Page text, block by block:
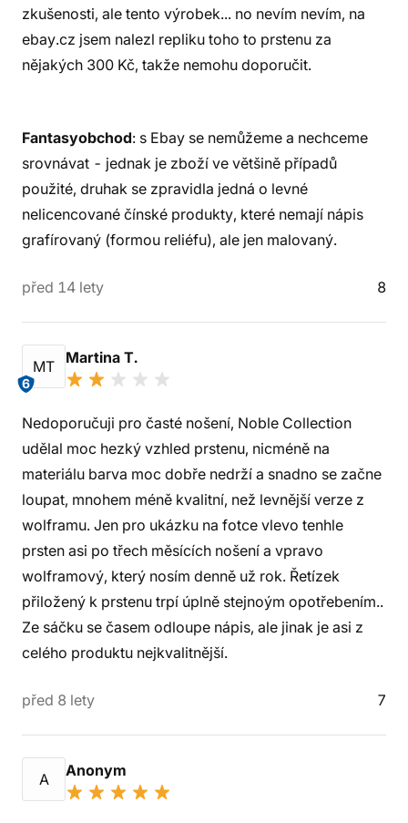
zkušenosti, ale tento výrobek... no nevím nevím, na
ebay.cz jsem nalezl repliku toho to prstenu za
nějakých 300 Kč, takže nemohu doporučit.
Fantasyobchod: s Ebay se nemůžeme a nechceme
srovnávat - jednak je zboží ve většině případů
použité, druhak se zpravidla jedná o levné
nelicencované čínské produkty, které nemají nápis
grafírovaný (formou reliéfu), ale jen malovaný.
před 14 lety 8
MT
6
Martina T.
Nedoporučuji pro časté nošení, Noble Collection
udělal moc hezký vzhled prstenu, nicméně na
materiálu barva moc dobře nedrží a snadno se začne
loupat, mnohem méně kvalitní, než levnější verze z
wolframu. Jen pro ukázku na fotce vlevo tenhle
prsten asi po třech měsících nošení a vpravo
wolframový, který nosím denně už rok. Řetízek
přiložený k prstenu trpí úplně stejnoým opotřebením..
Ze sáčku se časem odloupe nápis, ale jinak je asi z
celého produktu nejkvalitnější.
před 8 lety 7
A Anonym